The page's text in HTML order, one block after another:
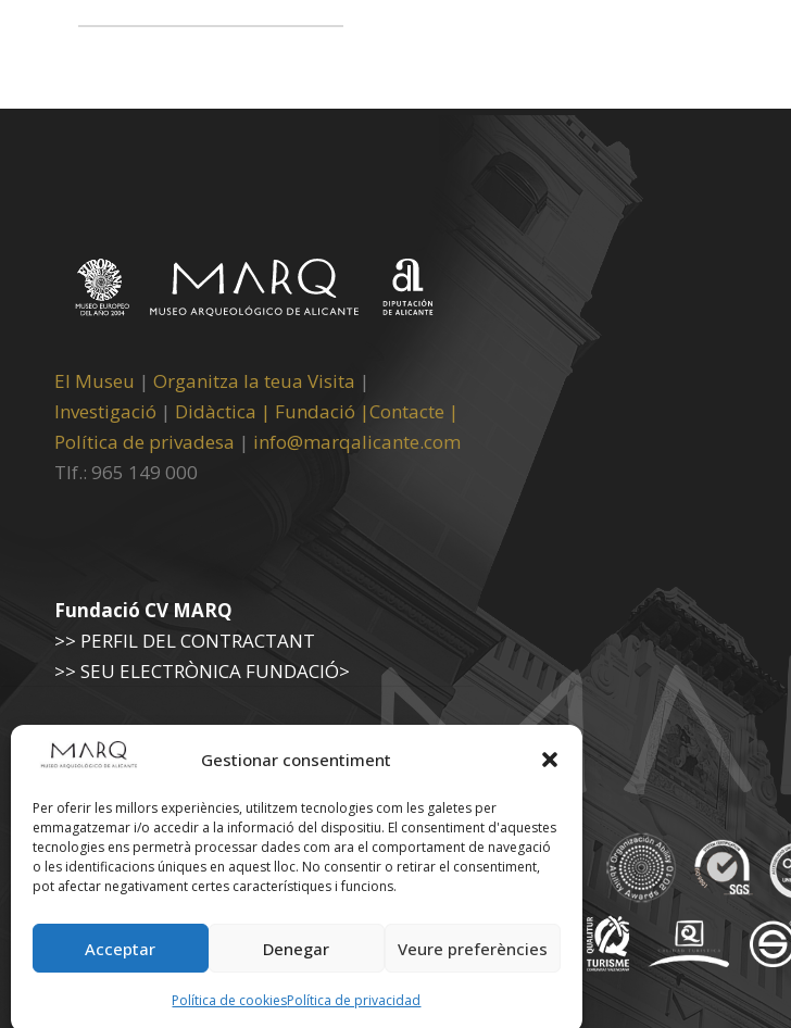
Gestionar consentiment
Per oferir les millors experiències, utilitzem tecnologies com les galetes per
emmagatzemar i/o accedir a la informació del dispositiu. El consentiment d'aquestes
tecnologies ens permetrà processar dades com ara el comportament de navegació
o les identificacions úniques en aquest lloc. No consentir o retirar el consentiment,
pot afectar negativament certes característiques i funcions.
Acceptar Denegar Veure preferències
Política de cookiesPolítica de privacidad
El Museu | Organitza la teua Visita |
Investigació | Didàctica | Fundació |Contacte |
Política de privadesa | info@marqalicante.com
Tlf.: 965 149 000
Fundació CV MARQ
>> PERFIL DEL CONTRACTANT
>> SEU ELECTRÒNICA FUNDACIÓ>
>> SEU ELECTRÒNICA DIPUTACIÓ
Suscríbete a nuestra
Newsletter